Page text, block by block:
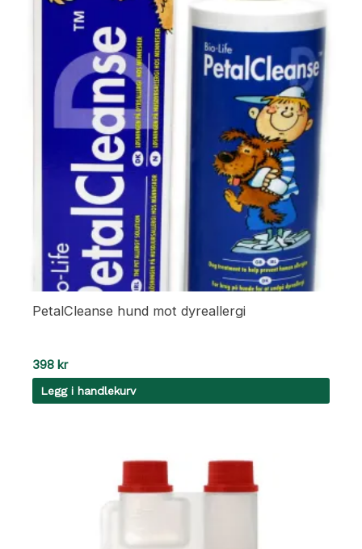
PetalCleanse hund mot dyreallergi
398 kr
Legg i handlekurv